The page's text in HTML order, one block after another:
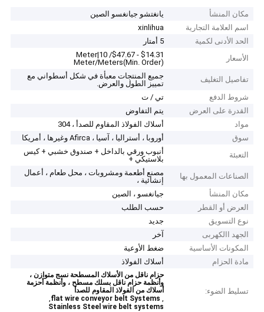
مكان المنشأ
يانغتشو جيانغسو الصين
اسم العلامة التجارية
xinlihua
الحد الأدنى لكمية
5 أمتار
الأسعار
$14.31 - $47.67/ Meter|10
Meter/Meters(Min. Order)
تفاصيل التغليف
جميع المنتجات معبأة في شكل أسطواني مع
تمييز الطول والعرض.
شروط الدفع
تي / ت
القدرة على العرض
يتم التفاوض
مواد
أسلاك الفولاذ المقاوم للصدأ ، 304
سوق
أوروبا ، أستراليا ، آسيا ، Afirca وغيرها ، أمريكا
التعبئة
أنبوب ورقي بالداخل + صندوق خشبي + كيس
بلاستيكي +
الصناعات المعمول بها
مصنع أطعمة ومشروبات ، محل طعام ، أعمال
إنشائية ،
مكان المنشأ
جيانغسو ، الصين
العرض أو القطر
حسب الطلب
نوع التسويق
جديد
الجهد االكهربى
آخر
المكونات الأساسية
ضغط الأوعية
مادة الحزام
أسلاك الفولاذ
تسليط الضوء:
حزام ناقل من الأسلاك المسطحة نسج متوازن ،
وأنظمة حزام ناقل بسلك مسطح ، وأنظمة أحزمة
أسلاك من الفولاذ المقاوم للصدأ
,
flat wire conveyor belt Systems
,
Stainless Steel wire belt systems